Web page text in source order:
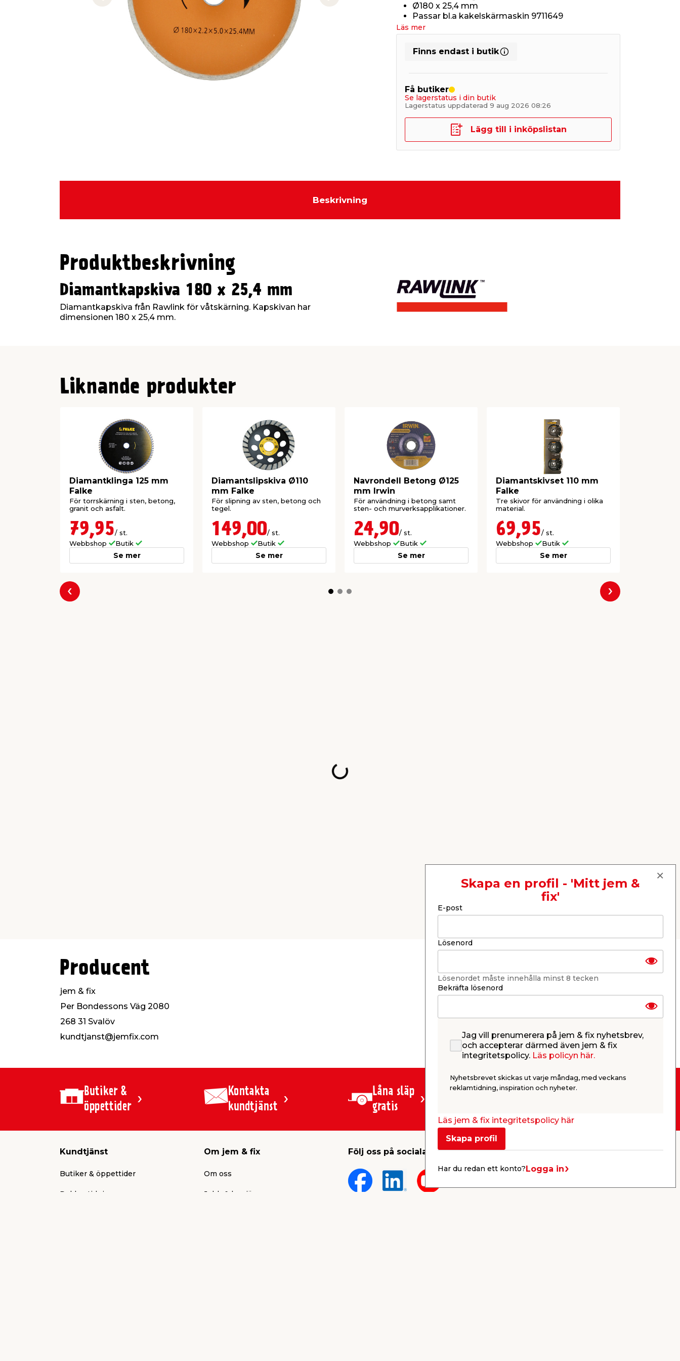
Previous slide Next slide
Ø180 x 25,4 mm
Passar bl.a kakelskärmaskin 9711649
Läs mer
Finns endast i butik
Få butiker
Se lagerstatus i din butik
Lagerstatus uppdaterad 9 aug 2026 08:26
Lägg till i inköpslistan
Beskrivning
Produktbeskrivning
Diamantkapskiva 180 x 25,4 mm
Diamantkapskiva från Rawlink för våtskärning. Kapskivan har
dimensionen 180 x 25,4 mm.
Liknande produkter
Diamantklinga 125 mm
Falke
För torrskärning i sten, betong,
granit och asfalt.
79,95/ st.
Webbshop
Butik
Se mer
Diamantslipskiva Ø110
mm Falke
För slipning av sten, betong och
tegel.
149,00/ st.
Webbshop
Butik
Se mer
Navrondell Betong Ø125
mm Irwin
För användning i betong samt
sten- och murverksapplikationer.
24,90/ st.
Webbshop
Butik
Se mer
Diamantskivset 110 mm
Falke
Tre skivor för användning i olika
material.
69,95/ st.
Webbshop
Butik
Se mer
Föregående Nästa
Producent
jem & fix
Per Bondessons Väg 2080
268 31 Svalöv
kundtjanst@jemfix.com
Butiker &
öppettider
Kontakta
kundtjänst
Låna släp
gratis
Kundtjänst
Butiker & öppettider
Reklamtidning
Om jem & fix
Om oss
Jobb & karriär
Följ oss på sociala medier
KB jem & fix
268 31 Svalöv, Sverige
Skapa en profil - 'Mitt jem &
fix'
E-post
Lösenord
Lösenordet måste innehålla minst 8 tecken
Bekräfta lösenord
Jag vill prenumerera på jem & fix nyhetsbrev,
och accepterar därmed även jem & fix
integritetspolicy. Läs policyn här.
Nyhetsbrevet skickas ut varje måndag, med veckans
reklamtidning, inspiration och nyheter.
Läs jem & fix integritetspolicy här
Skapa profil
Har du redan ett konto?Logga in